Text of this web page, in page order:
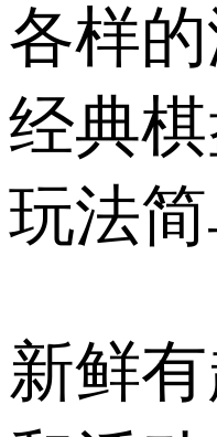
各样
经典
玩法
新鲜